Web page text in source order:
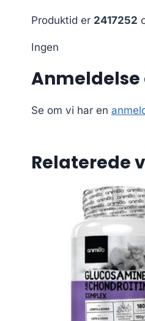
Produktid er 2417252
Ingen
Anmeldelse
Se om vi har en
Relaterede